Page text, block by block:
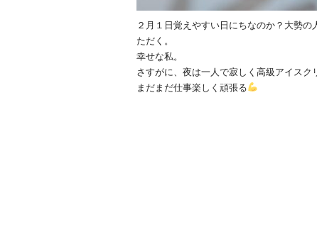
２月１日覚えやすい日にちなのか？大勢
ただく。
幸せな私。
さすがに、夜は一人で寂しく高級アイスク
まだまだ仕事楽しく頑張る